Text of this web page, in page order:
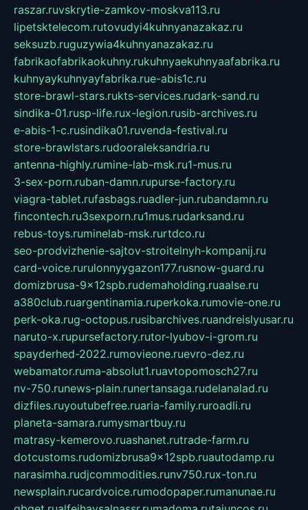
raszar.ruvskrytie-zamkov-moskva113.ru
lipetsktelecom.rutovudyi4kuhnyanazakaz.ru
seksuzb.ruguzywia4kuhnyanazakaz.ru
fabrikaofabrikaokuhny.rukuhnyaekuhnyaafabrika.ru
kuhnyaykuhnyayfabrika.rue-abis1c.ru
store-brawl-stars.rukts-services.rudark-sand.ru
sindika-01.rusp-life.rux-legion.rusib-archives.ru
e-abis-1-c.rusindika01.ruvenda-festival.ru
store-brawlstars.rudooraleksandria.ru
antenna-highly.rumine-lab-msk.ru1-mus.ru
3-sex-porn.ruban-damn.rupurse-factory.ru
viagra-tablet.rufasbags.ruadler-jun.rubandamn.ru
fincontech.ru3sexporn.ru1mus.rudarksand.ru
rebus-toys.ruminelab-msk.rurtdco.ru
seo-prodvizhenie-sajtov-stroitelnyh-kompanij.ru
card-voice.rurulonnyygazon177.rusnow-guard.ru
domizbrusa-9x12spb.rudemaholding.ruaalse.ru
a380club.ruargentinamia.ruperkoka.rumovie-one.ru
perk-oka.rug-octopus.rusibarchives.ruandreislyusar.ru
naruto-x.rupursefactory.rutor-lyubov-i-grom.ru
spayderhed-2022.rumovieone.ruevro-dez.ru
webamator.ruma-absolut1.ruavtopomosch27.ru
nv-750.runews-plain.runertansaga.rudelanalad.ru
dizfiles.ruyoutubefree.ruaria-family.ruroadli.ru
planeta-samara.rumysmartbuy.ru
matrasy-kemerovo.ruashanet.rutrade-farm.ru
dotcustoms.rudomizbrusa9x12spb.ruautodamp.ru
narasimha.rudjcommodities.runv750.rux-ton.ru
newsplain.rucardvoice.rumodopaper.rumanunae.ru